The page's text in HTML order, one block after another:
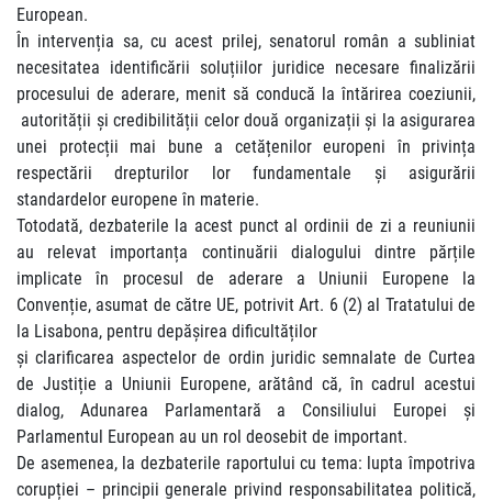
European.
În intervenția sa, cu acest prilej, senatorul român a subliniat
necesitatea identificării soluțiilor juridice necesare finalizării
procesului de aderare, menit să conducă la întărirea coeziunii,
autorității și credibilității celor două organizații și la asigurarea
unei protecții mai bune a cetățenilor europeni în privința
respectării drepturilor lor fundamentale și asigurării
standardelor europene în materie.
Totodată, dezbaterile la acest punct al ordinii de zi a reuniunii
au relevat importanța continuării dialogului dintre părțile
implicate în procesul de aderare a Uniunii Europene la
Convenție, asumat de către UE, potrivit Art. 6 (2) al Tratatului de
la Lisabona, pentru depășirea dificultăților
și clarificarea aspectelor de ordin juridic semnalate de Curtea
de Justiție a Uniunii Europene, arătând că, în cadrul acestui
dialog, Adunarea Parlamentară a Consiliului Europei și
Parlamentul European au un rol deosebit de important.
De asemenea, la dezbaterile raportului cu tema: lupta împotriva
corupției – principii generale privind responsabilitatea politică,